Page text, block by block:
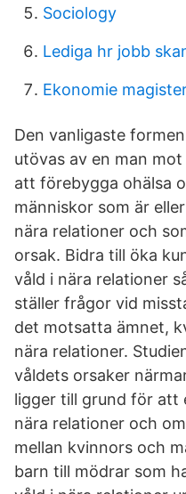
Sociology
Lediga hr jobb
Ekonomie
Den vanligaste
utövas av en man
att förebygga ohälsa
människor som är
nära relationer och
orsak. Bidra till öka
våld i nära relationer
ställer frågor vid
det motsatta ämnet,
nära relationer.
våldets orsaker
ligger till grund för att
nära relationer och
mellan kvinnors och
barn till mödrar som